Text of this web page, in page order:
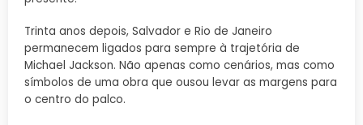
Trinta anos depois, Salvador e Rio de Janeiro
permanecem ligados para sempre à trajetória de
Michael Jackson. Não apenas como cenários, mas como
símbolos de uma obra que ousou levar as margens para
o centro do palco.